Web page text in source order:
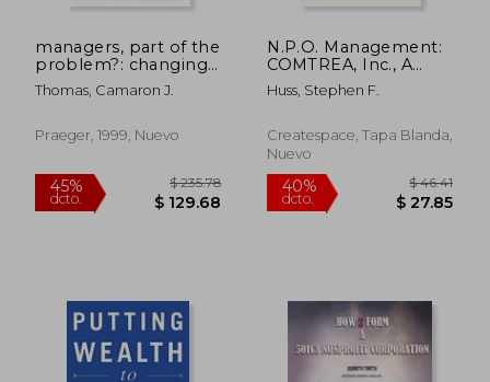
40% 45%
managers, part of the
problem?: changing
how the public
sector works (en
Thomas, Camaron J.
Praeger, 1999, Nuevo
N.P.O. Management:
COMTREA, Inc., A
Principled Centered
Model (en Inglés)
Huss, Stephen F.
Createspace, Tapa Blanda,
Nuevo